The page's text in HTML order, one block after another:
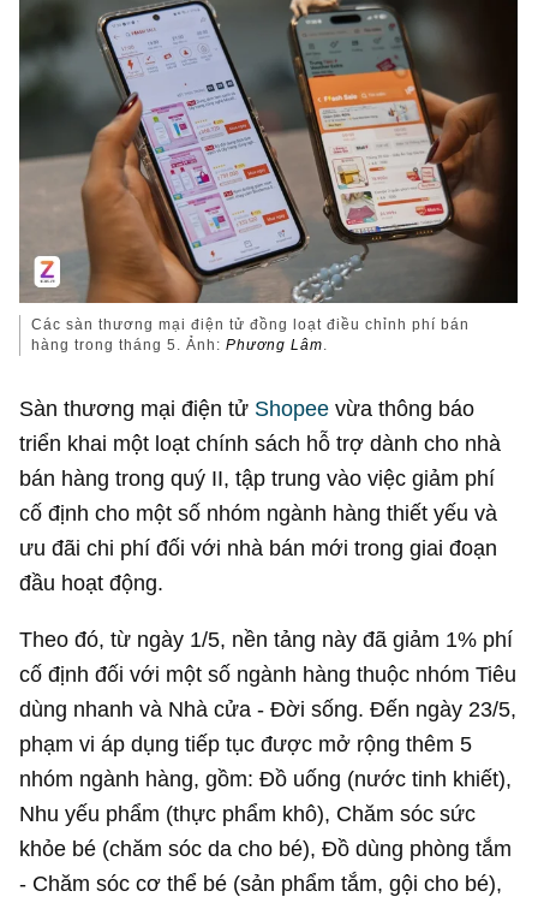
Các sàn thương mại điện tử đồng loạt điều chỉnh phí bán
hàng trong tháng 5. Ảnh:Phương Lâm.
Sàn thương mại điện tử Shopee vừa thông báo
triển khai một loạt chính sách hỗ trợ dành cho nhà
bán hàng trong quý II, tập trung vào việc giảm phí
cố định cho một số nhóm ngành hàng thiết yếu và
ưu đãi chi phí đối với nhà bán mới trong giai đoạn
đầu hoạt động.
Theo đó, từ ngày 1/5, nền tảng này đã giảm 1% phí
cố định đối với một số ngành hàng thuộc nhóm Tiêu
dùng nhanh và Nhà cửa - Đời sống. Đến ngày 23/5,
phạm vi áp dụng tiếp tục được mở rộng thêm 5
nhóm ngành hàng, gồm: Đồ uống (nước tinh khiết),
Nhu yếu phẩm (thực phẩm khô), Chăm sóc sức
khỏe bé (chăm sóc da cho bé), Đồ dùng phòng tắm
- Chăm sóc cơ thể bé (sản phẩm tắm, gội cho bé),